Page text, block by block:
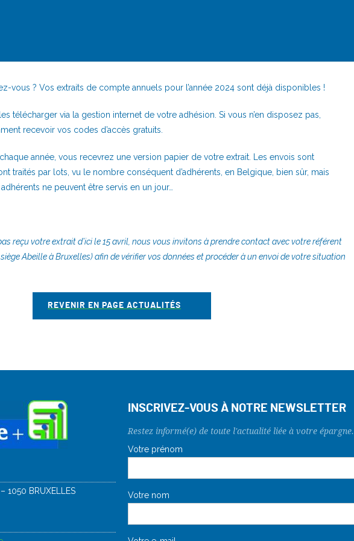
vous ? Vos extraits de compte annuels pour l’année 2024 sont déjà disponibles !
télécharger via la gestion internet de votre adhésion. Si vous n’en disposez pas,
recevoir vos codes d’accès gratuits.
année, vous recevrez une version papier de votre extrait. Les envois sont
traités par lots, vu le nombre conséquent d’adhérents, en Belgique, bien sûr, mais
ne peuvent être servis en un jour…
reçu votre extrait d’ici le 15 avril, nous vous invitons à prendre contact avec votre référent
Abeille à Bruxelles) afin de vérifier vos données et procéder à un envoi de votre situation
REVENIR EN PAGE ACTUALITÉS
1050 BRUXELLES
INSCRIVEZ-VOUS À NOTRE NEWSLETTER
Restez informé(e) de toute l'actualité liée à votre épargne.